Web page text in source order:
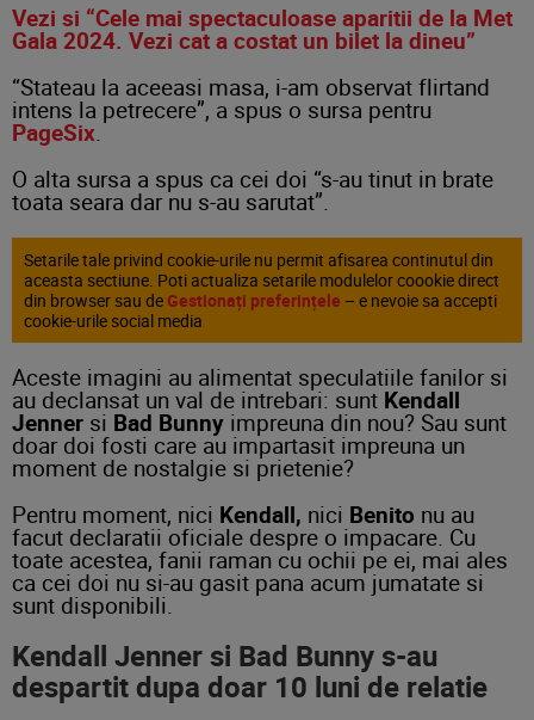
Vezi si “Cele mai spectaculoase aparitii de la Met
Gala 2024. Vezi cat a costat un bilet la dineu”
“Stateau la aceeasi masa, i-am observat flirtand
intens la petrecere”, a spus o sursa pentru
PageSix
O alta sursa a spus ca cei doi “s-au tinut in brate
toata seara dar nu s-au sarutat”.
Setarile tale privind cookie-urile nu permit afisarea continutul din
aceasta sectiune. Poti actualiza setarile modulelor coookie direct
din browser sau de Gestionați preferințele – e nevoie sa accepti
cookie-urile social media
Aceste imagini au alimentat speculatiile fanilor si
au declansat un val de intrebari: sunt Kendall
Jenner si Bad Bunny impreuna din nou? Sau sunt
doar doi fosti care au impartasit impreuna un
moment de nostalgie si prietenie?
Pentru moment, nici Kendall, nici Benito nu au
facut declaratii oficiale despre o impacare. Cu
toate acestea, fanii raman cu ochii pe ei, mai ales
ca cei doi nu si-au gasit pana acum jumatate si
sunt disponibili.
Kendall Jenner si Bad Bunny s-au
despartit dupa doar 10 luni de relatie